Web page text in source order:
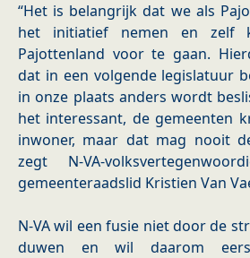
“Het is belangrijk dat we als
het initiatief nemen en zelf
Pajottenland voor te gaan.
dat in een volgende legislatuur
in onze plaats anders wordt
het interessant, de gemeenten
inwoner, maar dat mag nooit
zegt N-VA-
gemeenteraadslid Kristien Van
N-VA wil een fusie niet door de
duwen en wil daarom